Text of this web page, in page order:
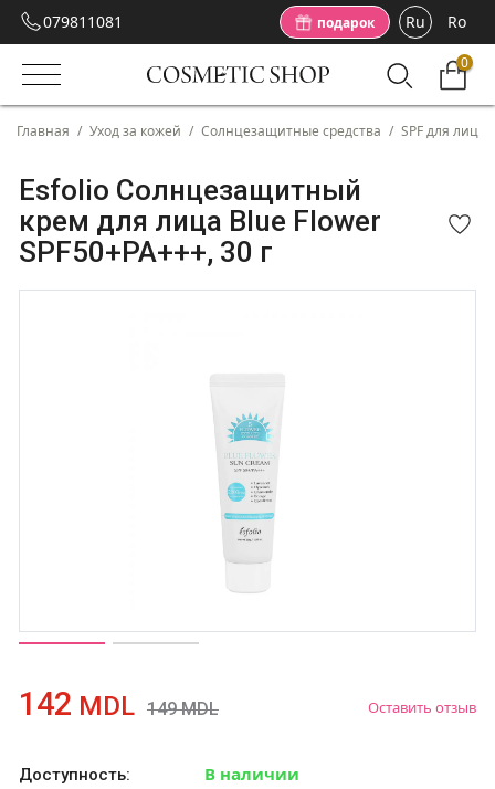
079811081 подарок Ru Ro
0
Главная / Уход за кожей / Солнцезащитные средства / SPF для лица
Esfolio Солнцезащитный
крем для лица Blue Flower
SPF50+PA+++, 30 г
142 MDL 149MDL Оставить отзыв
Доступность: В наличии